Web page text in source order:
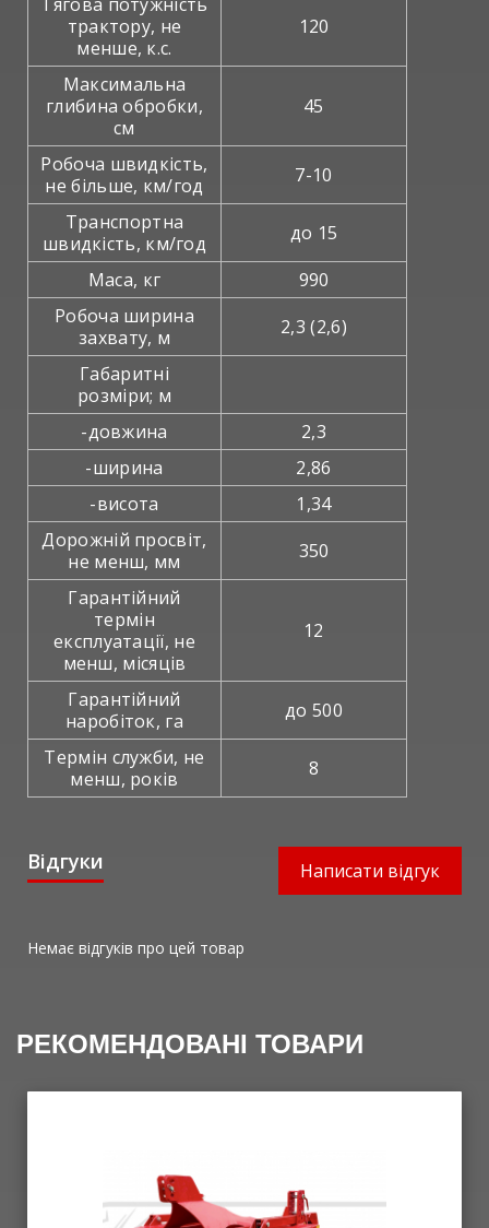
трактору, не
менше, к.с.
120
Максимальна
глибина обробки,
см
45
Робоча швидкість,
не більше, км/год
7-10
Транспортна
швидкість, км/год
до 15
Маса, кг
990
Робоча ширина
захвату, м
2,3 (2,6)
Габаритні
розміри; м
-довжина
2,3
-ширина
2,86
-висота
1,34
Дорожній просвіт,
не менш, мм
350
Гарантійний
термін
експлуатації, не
менш, місяців
12
Гарантійний
наробіток, га
до 500
Термін служби, не
менш, років
8
Відгуки Написати відгук
Немає відгуків про цей товар
РЕКОМЕНДОВАНІ ТОВАРИ